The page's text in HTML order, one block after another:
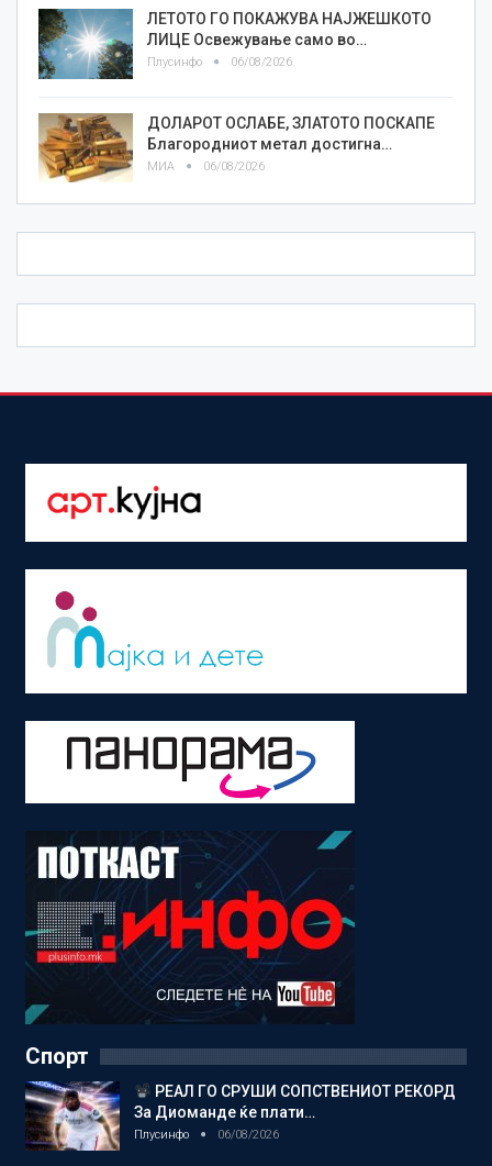
ЛЕТОТО ГО ПОКАЖУВА НАЈЖЕШКОТО
ЛИЦE Освежување само во…
Плусинфо 06/08/2026
ДОЛАРОТ ОСЛАБЕ, ЗЛАТОТО ПОСКАПЕ
Благородниот метал достигна…
МИА 06/08/2026
Спорт
РЕАЛ ГО СРУШИ СОПСТВЕНИОТ РЕКОРД
За Диоманде ќе плати…
Плусинфо 06/08/2026